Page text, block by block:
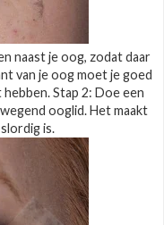
naast je oog, zodat daar
van je oog moet je goed
Stap 2: Doe een
ooglid. Het maakt
is.